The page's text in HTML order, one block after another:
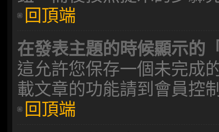
回頂端
在發表主題的時候顯示的
這允許您保存一個未完成
載文章的功能請到會員控
回頂端